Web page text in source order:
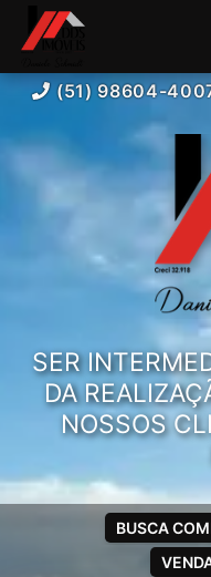
(51) 98604-
SER
DA
NOSSOS
BUSCA